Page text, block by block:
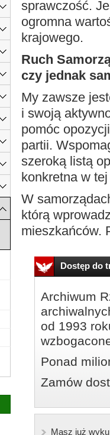
sprawczość.
ogromna
krajowego.
Ruch
czy jednak
My zawsze
i swoją
pomóc
partii.
szeroką listą
konkretna w
W
którą
mieszkańców.
Dostęp do
Archiwum
od 1993
Ponad
Zamów
Masz już